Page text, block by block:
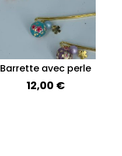
Barrette avec perle
12,00 €